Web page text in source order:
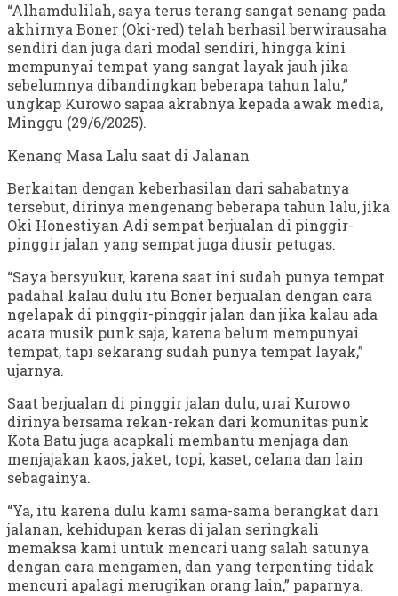
“Alhamdulilah, saya terus terang sangat senang pada
akhirnya Boner (Oki-red) telah berhasil berwirausaha
sendiri dan juga dari modal sendiri, hingga kini
mempunyai tempat yang sangat layak jauh jika
sebelumnya dibandingkan beberapa tahun lalu,”
ungkap Kurowo sapaa akrabnya kepada awak media,
Minggu (29/6/2025).
Kenang Masa Lalu saat di Jalanan
Berkaitan dengan keberhasilan dari sahabatnya
tersebut, dirinya mengenang beberapa tahun lalu, jika
Oki Honestiyan Adi sempat berjualan di pinggir-
pinggir jalan yang sempat juga diusir petugas.
“Saya bersyukur, karena saat ini sudah punya tempat
padahal kalau dulu itu Boner berjualan dengan cara
ngelapak di pinggir-pinggir jalan dan jika kalau ada
acara musik punk saja, karena belum mempunyai
tempat, tapi sekarang sudah punya tempat layak,”
ujarnya.
Saat berjualan di pinggir jalan dulu, urai Kurowo
dirinya bersama rekan-rekan dari komunitas punk
Kota Batu juga acapkali membantu menjaga dan
menjajakan kaos, jaket, topi, kaset, celana dan lain
sebagainya.
“Ya, itu karena dulu kami sama-sama berangkat dari
jalanan, kehidupan keras di jalan seringkali
memaksa kami untuk mencari uang salah satunya
dengan cara mengamen, dan yang terpenting tidak
mencuri apalagi merugikan orang lain,” paparnya.